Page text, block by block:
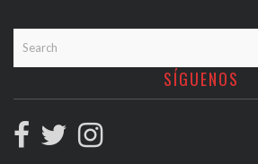
SÍGUENOS